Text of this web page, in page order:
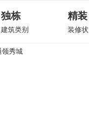
独栋
建筑类别
精装
装修
领秀城